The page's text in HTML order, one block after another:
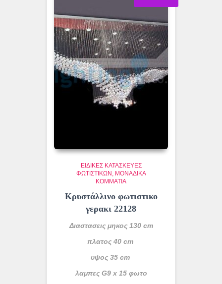
ΕΙΔΙΚΈΣ ΚΑΤΑΣΚΕΥΈΣ
ΦΩΤΙΣΤΙΚΏΝ
ΜΟΝΆΔΙΚΑ
ΚΟΜΜΆΤΙΑ
Κρυστάλλινο φωτιστικο
γερακι 22128
Διαστασεις μηκος 130 cm
πλατος 40 cm
υψος 35 cm
λαμπες G9 x 15 φωτο